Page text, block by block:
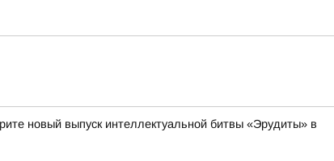
новый выпуск интеллектуальной битвы «Эрудиты» в